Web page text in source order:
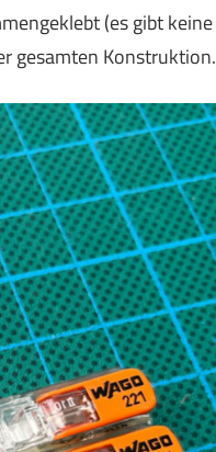
(es gibt keine
gesamten Konstruktion.